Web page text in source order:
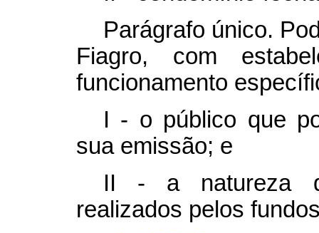
Parágrafo único.
Fiagro, com
funcionamento
I - o público que
sua emissão; e
II - a natureza
realizados pelos